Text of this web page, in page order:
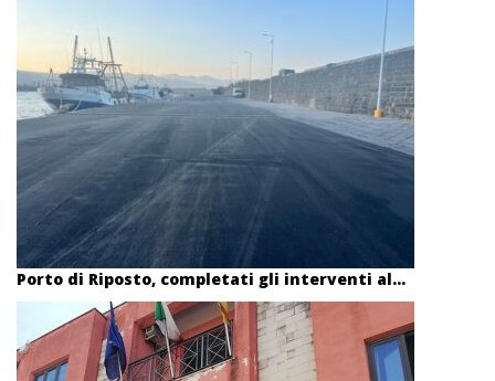
Porto di Riposto, completati gli interventi al...